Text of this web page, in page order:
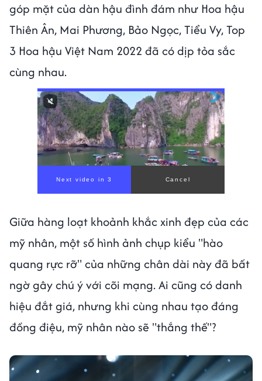
góp mặt của dàn hậu đình đám như Hoa hậu
Thiên Ân, Mai Phương, Bảo Ngọc, Tiểu Vy, Top
3 Hoa hậu Việt Nam 2022 đã có dịp tỏa sắc
cùng nhau.
Giữa hàng loạt khoảnh khắc xinh đẹp của các
mỹ nhân, một số hình ảnh chụp kiểu "hào
quang rực rỡ" của những chân dài này đã bất
ngờ gây chú ý với cõi mạng. Ai cũng có danh
hiệu đắt giá, nhưng khi cùng nhau tạo đáng
đồng điệu, mỹ nhân nào sẽ "thắng thế"?